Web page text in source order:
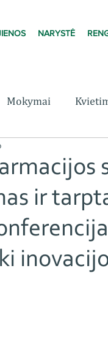
NARYSTĖ
Mokymai
ir